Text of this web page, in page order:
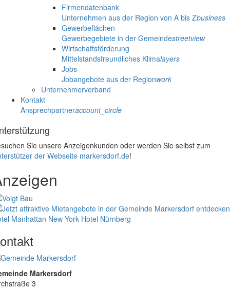
Firmendatenbank
Unternehmen aus der Region von A bis Zbusiness
Gewerbeflächen
Gewerbegebiete in der Gemeindestreetview
Wirtschaftsförderung
Mittelstandsfreundliches Klimalayers
Jobs
Jobangebote aus der Regionwork
Unternehmerverband
Kontakt
Ansprechpartneraccount_circle
Sie unsere Anzeigenkunden oder werden Sie selbst zum
der Webseite markersdorf.de!
Manhattan New York Hotel Nürnberg
Markersdorf
3